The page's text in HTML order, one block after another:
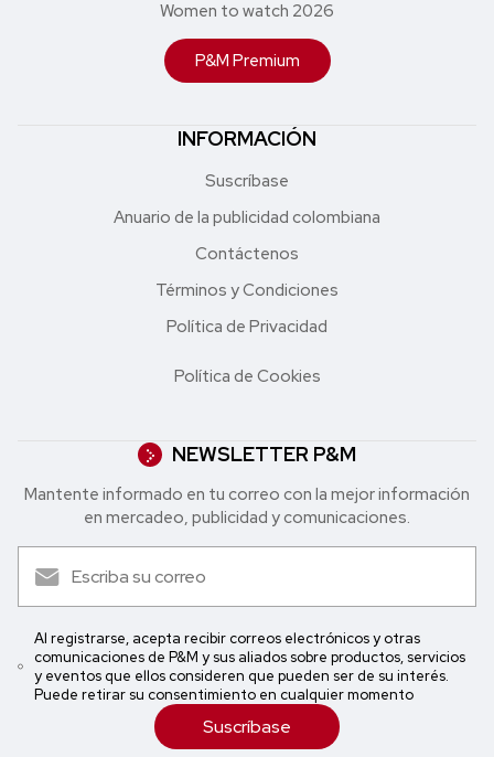
Women to watch 2026
P&M Premium
INFORMACIÓN
Suscríbase
Anuario de la publicidad colombiana
Contáctenos
Términos y Condiciones
Política de Privacidad
Política de Cookies
NEWSLETTER P&M
Mantente informado en tu correo con la mejor in formación
en mercadeo, publicidad y comunicaciones.
Al registrarse, acepta recibir correos electrónicos y otras
comunicaciones de P&M y sus aliados sobre productos, servicios
y eventos que ellos consideren que pueden ser de su interés.
Puede retirar su consentimiento en cualquier momento
Suscríbase